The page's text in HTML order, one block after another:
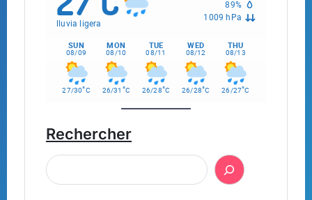
lluvia ligera
89%
1009 hPa
SUN
08/09
MON
08/10
TUE
08/11
WED
08/12
THU
08/13
27/30°C 26/31 °C 26/28°C 26/28°C 26/27°C
Rechercher